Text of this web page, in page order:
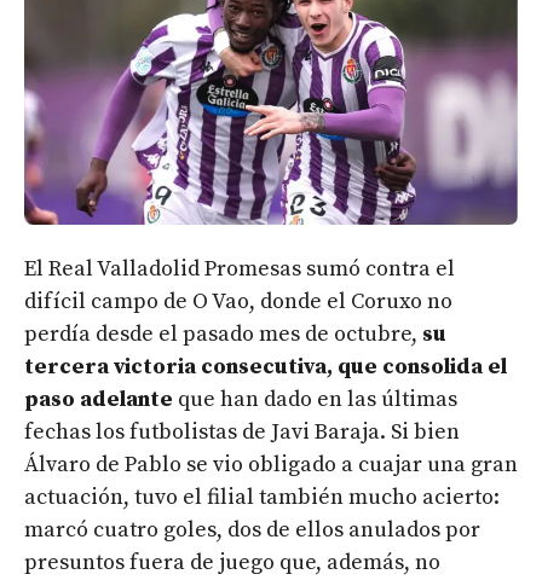
El Real Valladolid Promesas sumó contra el
difícil campo de O Vao, donde el Coruxo no
perdía desde el pasado mes de octubre, su
tercera victoria consecutiva, que consolida el
paso adelante que han dado en las últimas
fechas los futbolistas de Javi Baraja. Si bien
Álvaro de Pablo se vio obligado a cuajar una gran
actuación, tuvo el filial también mucho acierto:
marcó cuatro goles, dos de ellos anulados por
presuntos fuera de juego que, además, no